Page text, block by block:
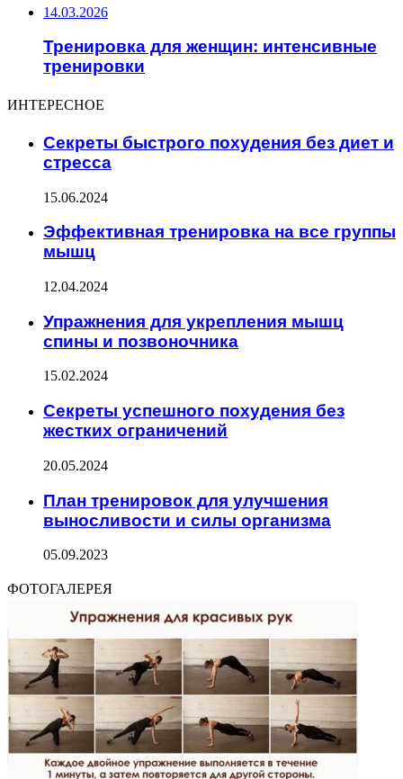
14.03.2026
Тренировка для женщин: интенсивные
тренировки
ИНТЕРЕСНОЕ
Секреты быстрого похудения без диет и
стресса
15.06.2024
Эффективная тренировка на все группы
мышц
12.04.2024
Упражнения для укрепления мышц
спины и позвоночника
15.02.2024
Секреты успешного похудения без
жестких ограничений
20.05.2024
План тренировок для улучшения
выносливости и силы организма
05.09.2023
ФОТОГАЛЕРЕЯ